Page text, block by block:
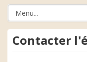
Contacter